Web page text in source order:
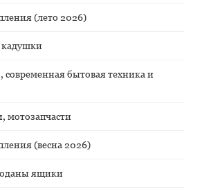
(лето 2026)
современная бытовая техника и
мотозапчасти
(весна 2026)
ящики